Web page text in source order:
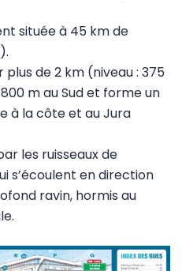
située à 45 km de
).
plus de 2 km (niveau : 375
800 m au Sud et forme un
à la côte et au Jura
les ruisseaux de
s’écoulent en direction
ravin, hormis au